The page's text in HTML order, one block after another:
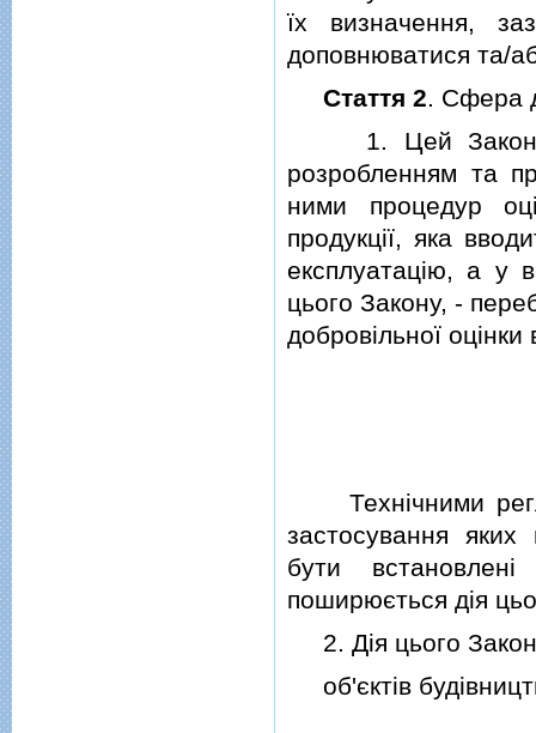
їх визначення,
доповнюватися та/
Стаття 2. Сфера
1. Цей Закон
розробленням та
ними процедур
продукцiї, яка
експлуатацiю, а у
цього Закону, -
добровiльної оцiнки
Технiчними
застосування
бути
поширюється дiя
2. Дiя цього
об'єктiв